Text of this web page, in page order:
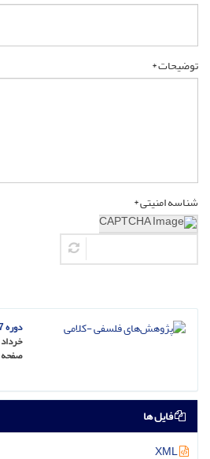
توضیحات *
شناسه امنیتی *
دوره 7، شماره 27 - شماره پیاپی 27
خرداد 1385
صفحه
فایل ها